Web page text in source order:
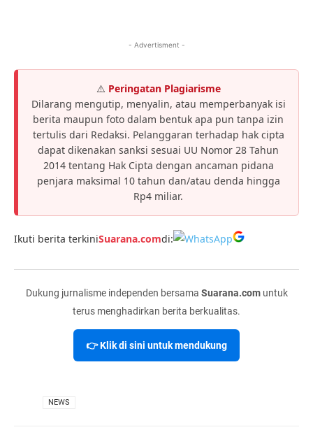
- Advertisment -
⚠️ Peringatan Plagiarisme
Dilarang mengutip, menyalin, atau memperbanyak isi
berita maupun foto dalam bentuk apa pun tanpa izin
tertulis dari Redaksi. Pelanggaran terhadap hak cipta
dapat dikenakan sanksi sesuai UU Nomor 28 Tahun
2014 tentang Hak Cipta dengan ancaman pidana
penjara maksimal 10 tahun dan/atau denda hingga
Rp4 miliar.
Ikuti berita terkiniSuarana.comdi:
Dukung jurnalisme independen bersama Suarana.comuntuk
terus menghadirkan berita berkualitas.
👉 Klik di sini untuk mendukung
NEWS